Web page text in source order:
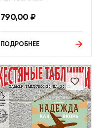
790,00 ₽
ПОДРОБНЕЕ